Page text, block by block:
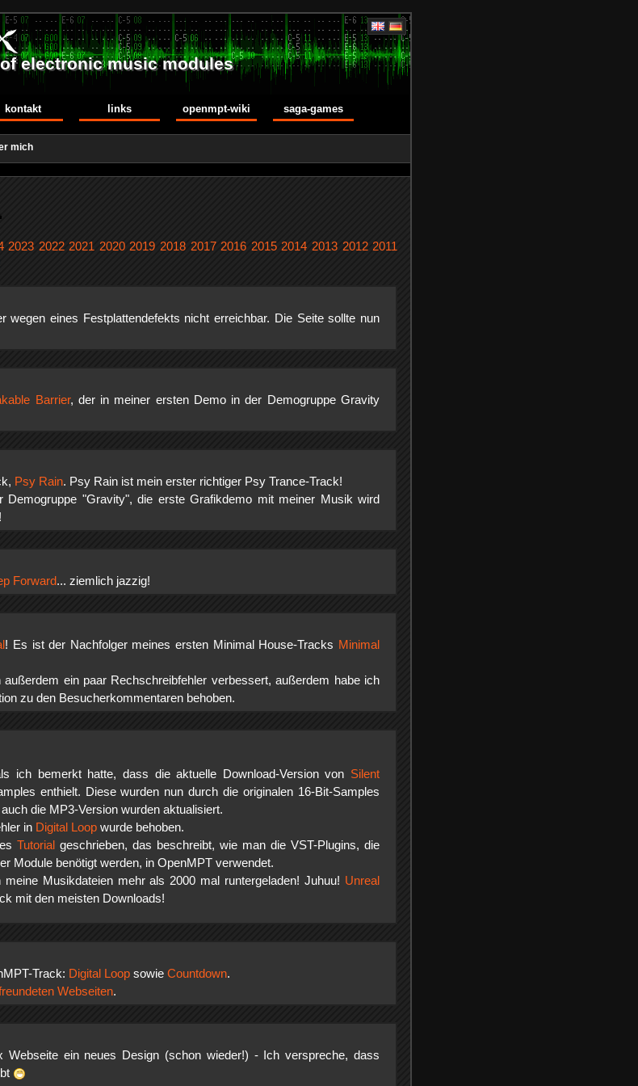
electronic music modules
kontakt links openmpt-wiki saga-games
mich
2023 2022 2021 2020 2019 2018 2017 2016 2015 2014 2013 2012 2011
wegen eines Festplattendefekts nicht erreichbar. Die Seite sollte nun
Barrier, der in meiner ersten Demo in der Demogruppe Gravity
Psy Rain. Psy Rain ist mein erster richtiger Psy Trance-Track!
"Gravity", die erste Grafikdemo mit meiner Musik wird
Forward... ziemlich jazzig!
! Es ist der Nachfolger meines ersten Minimal House-Tracks Minimal
ein paar Rechschreibfehler verbessert, außerdem habe ich
zu den Besucherkommentaren behoben.
ich bemerkt hatte, dass die aktuelle Download-Version von Silent
enthielt. Diese wurden nun durch die originalen 16-Bit-Samples
die MP3-Version wurden aktualisiert.
in Digital Loop wurde behoben.
Tutorial geschrieben, das beschreibt, wie man die VST-Plugins, die
Module benötigt werden, in OpenMPT verwendet.
Musikdateien mehr als 2000 mal runtergeladen! Juhuu! Unreal
mit den meisten Downloads!
Track: Digital Loop sowie Countdown.
Webseiten.
ein neues Design (schon wieder!) - Ich verspreche, dass